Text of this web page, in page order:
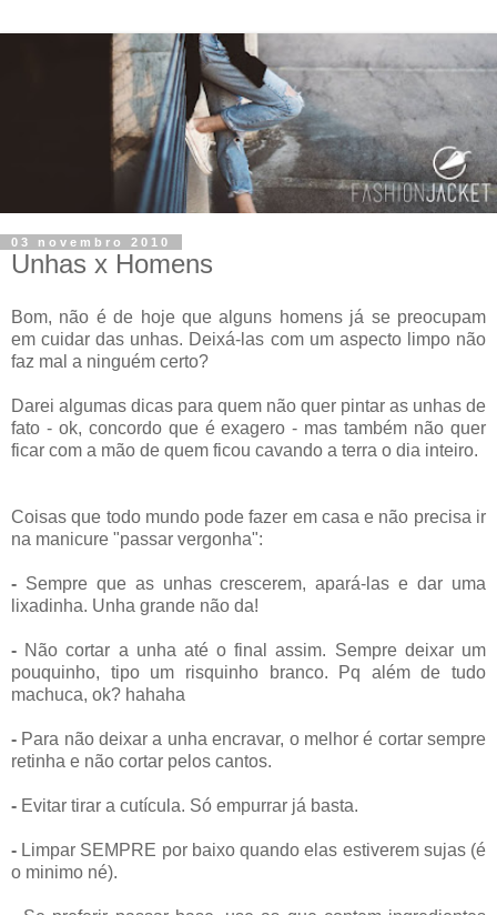
03 novembro 2010
Unhas x Homens
Bom, não é de hoje que alguns homens já se preocupam
em cuidar das unhas. Deixá-las com um aspecto limpo não
faz mal a ninguém certo?
Darei algumas dicas para quem não quer pintar as unhas de
fato - ok, concordo que é exagero - mas também não quer
ficar com a mão de quem ficou cavando a terra o dia inteiro.
Coisas que todo mundo pode fazer em casa e não precisa ir
na manicure "passar vergonha":
- Sempre que as unhas crescerem, apará-las e dar uma
lixadinha. Unha grande não da!
- Não cortar a unha até o final assim. Sempre deixar um
pouquinho, tipo um risquinho branco. Pq além de tudo
machuca, ok? hahaha
- Para não deixar a unha encravar, o melhor é cortar sempre
retinha e não cortar pelos cantos.
- Evitar tirar a cutícula. Só empurrar já basta.
- Limpar SEMPRE por baixo quando elas estiverem sujas (é
o minimo né).